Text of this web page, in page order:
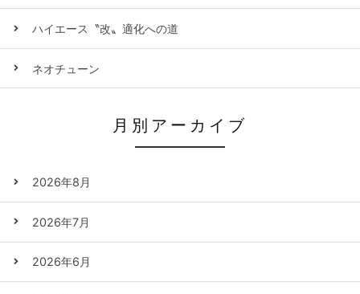
ハイエース〝改〟適化への道
ネオチューン
月別アーカイブ
2026年8月
2026年7月
2026年6月